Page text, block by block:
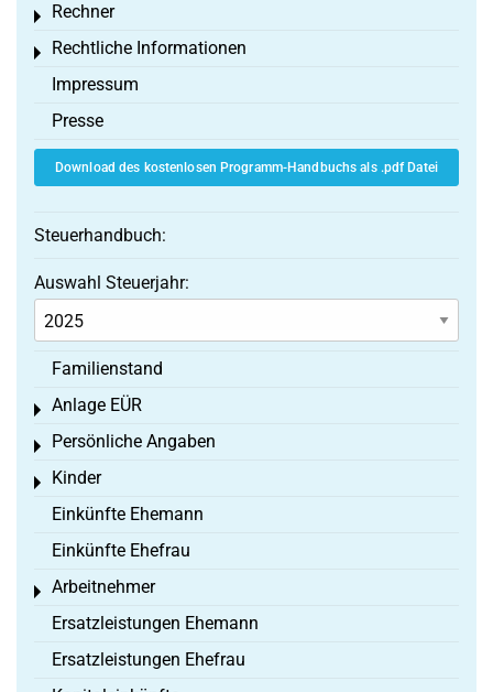
Rechner
Toggle menu
Rechtliche Informationen
Toggle menu
Impressum
Presse
Download des kostenlosen Programm-Handbuchs als .pdf Datei
Steuerhandbuch:
Auswahl Steuerjahr:
Familienstand
Anlage EÜR
Toggle menu
Persönliche Angaben
Toggle menu
Kinder
Toggle menu
Einkünfte Ehemann
Einkünfte Ehefrau
Arbeitnehmer
Toggle menu
Ersatzleistungen Ehemann
Ersatzleistungen Ehefrau